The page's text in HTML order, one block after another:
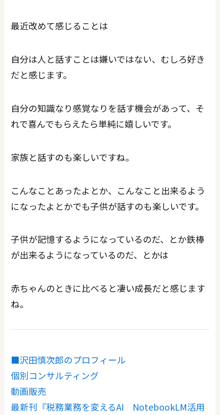
最近改めて感じることは
自分は人と話すことは嫌いではない、むしろ好き
だと感じます。
自分の知識なり感覚なりを話す機会があって、そ
れで喜んでもらえたら単純に嬉しいです。
家族と話すのも楽しいですね。
こんなことあったよとか、こんなこと出来るよう
になったよとかでも子供が話すのも楽しいです。
子供が記憶するようになっているのだ、とか鉄棒
が出来るようになっているのだ、とかは
赤ちゃんのときに比べると凄い成長だと感じます
ね。
■沢田慎次郎のプロフィール
個別コンサルティング
動画販売
最新刊『税務業務を変えるAI NotebookLM活用